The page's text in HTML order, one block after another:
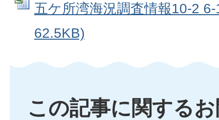
五ケ所湾海況調査情報10-2
62.5KB)
この記事に関する